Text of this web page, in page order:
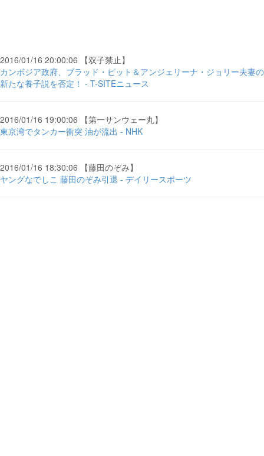
2016/01/16 20:00:06 【双子禁止】
カンボジア政府、ブラッド・ピット＆アンジェリーナ・ジョリー夫妻の
新たな養子説を否定！ - T-SITEニュース
2016/01/16 19:00:06 【第一サンウェー丸】
東京湾でタンカー衝突 油が流出 - NHK
2016/01/16 18:30:06 【藤田のぞみ】
ヤングなでしこ 藤田のぞみ引退 - デイリースポーツ